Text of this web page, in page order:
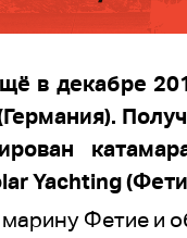
в декабре
Yachting
Фетие и